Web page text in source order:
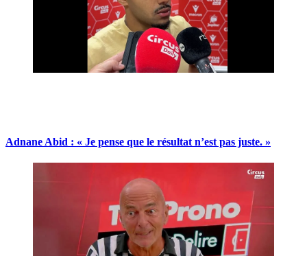
Adnane Abid : « Je pense que le résultat n’est pas juste. »